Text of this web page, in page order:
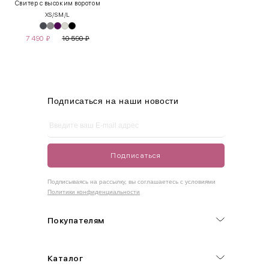
Свитер с высоким воротом
XS/SM/L
7 490 ₽ 10 590₽
42-44
42-50
Как правильно себя обмерить
Измеряется по самым выступающим точкам.
Покупателям
Каталог
Подписаться на наши новости
Подписаться
Подписываясь на рассылку, вы соглашаетесь с условиями
Политики конфиденциальности